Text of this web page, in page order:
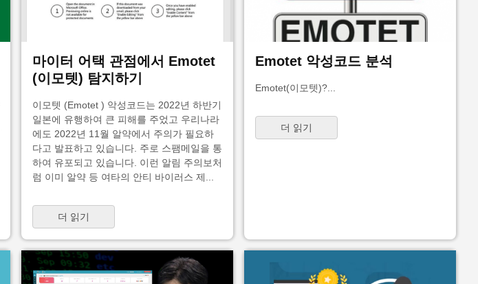
마이터 어택 관점에서 Emotet
(이모텟) 탐지하기
이모텟 (Emotet ) 악성코드는 2022년 하반기
일본에 유행하여 큰 피해를 주었고 우리나라
에도 2022년 11월 알약에서 주의가 필요하
다고 발표하고 있습니다. 주로 스팸메일을 통
하여 유포되고 있습니다. 이런 알림 주의보처
럼 이미 알약 등 여타의 안티 바이러스 제...
더 읽기
Emotet 악성코드 분석
Emotet(이모텟)?...
더 읽기